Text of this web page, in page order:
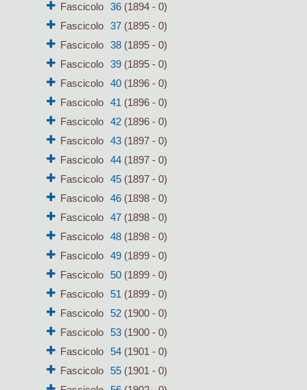
Fascicolo
36(1894 - 0)
Fascicolo
37(1895 - 0)
Fascicolo
38(1895 - 0)
Fascicolo
39(1895 - 0)
Fascicolo
40(1896 - 0)
Fascicolo
41 (1896 - 0)
Fascicolo
42(1896 - 0)
Fascicolo
43(1897 - 0)
Fascicolo
44(1897 - 0)
Fascicolo
45(1897 - 0)
Fascicolo
46(1898 - 0)
Fascicolo
47(1898 - 0)
Fascicolo
48(1898 - 0)
Fascicolo
49(1899 - 0)
Fascicolo
50(1899 - 0)
Fascicolo
51 (1899 - 0)
Fascicolo
52(1900 - 0)
Fascicolo
53(1900 - 0)
Fascicolo
54(1901 - 0)
Fascicolo
55(1901 - 0)